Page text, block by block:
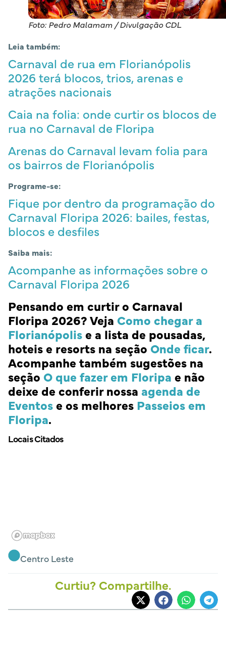
Foto: Pedro Malamam / Divulgação CDL
Leia também:
Carnaval de rua em Florianópolis
2026 terá blocos, trios, arenas e
atrações nacionais
Caia na folia: onde curtir os blocos de
rua no Carnaval de Floripa
Arenas do Carnaval levam folia para
os bairros de Florianópolis
Programe-se:
Fique por dentro da programação do
Carnaval Floripa 2026: bailes, festas,
blocos e desfiles
Saiba mais:
Acompanhe as informações sobre o
Carnaval Floripa 2026
Pensando em curtir o Carnaval
Floripa 2026? Veja Como chegar a
Florianópolise a lista de pousadas,
hoteis e resorts na seção Onde ficar.
Acompanhe também sugestões na
seção O que fazer em Floripa e não
deixe de conferir nossa agenda de
Eventose os melhores Passeios em
Floripa.
Locais Citados
Centro Leste
Curtiu? Compartilhe.